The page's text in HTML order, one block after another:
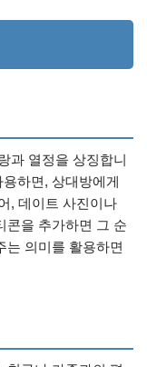
과 열정을 상징합니
하면, 상대방에게
, 데이트 사진이나
콘을 추가하면 그 순
는 의미를 활용하면